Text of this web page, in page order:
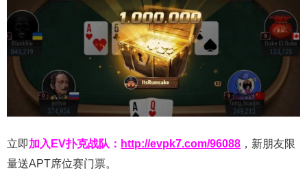
立即加入EV扑克战队： http://evpk7.com/96088 ，新朋友限
量送APT席位赛门票。